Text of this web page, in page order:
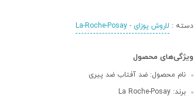
دسته : لاروش پوزای - La-Roche-Posay
ویژگی‌های محصول
نام محصول: ضد آفتاب ضد پیری
برند: La Roche-Posay